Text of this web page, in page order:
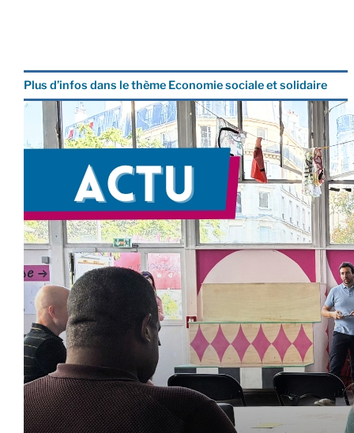
Plus d’infos dans le thème Economie sociale et solidaire